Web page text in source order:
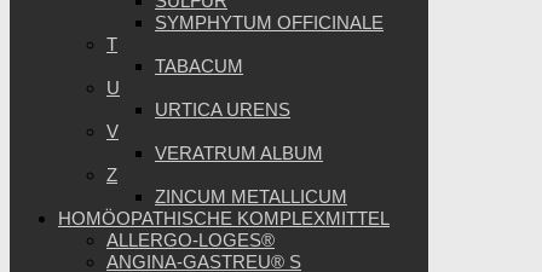
SYMPHYTUM OFFICINALE
T
TABACUM
U
URTICA URENS
V
VERATRUM ALBUM
Z
ZINCUM METALLICUM
HOMÖOPATHISCHE KOMPLEXMITTEL
ALLERGO-LOGES®
ANGINA-GASTREU® S